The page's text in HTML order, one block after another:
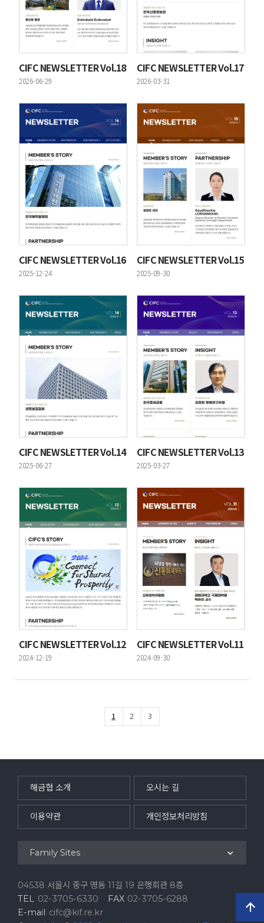
CIFC NEWSLETTER Vol.18
등록일
2026-06-29
CIFC NEWSLETTER Vol.17
등록일
2026-03-31
CIFC NEWSLETTER Vol.16
등록일
2025-12-24
CIFC NEWSLETTER Vol.15
등록일
2025-09-30
CIFC NEWSLETTER Vol.14
등록일
2025-06-27
CIFC NEWSLETTER Vol.13
등록일
2025-03-27
CIFC NEWSLETTER Vol.12
등록일
2024-12-19
CIFC NEWSLETTER Vol.11
등록일
2024-09-30
1 2 3
해금협 소개 오시는 길
이용약관 개인정보처리방침
Family Sites
04538 서울시 중구 명동 11길 19 은행회관 8층
TEL 02-3705-6330 FAX 02-3705-6288
E-mail cifc@kif.re.kr